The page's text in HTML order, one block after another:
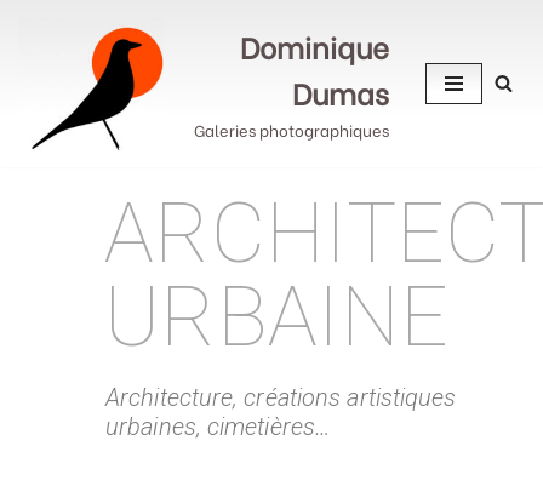
contenu
Dominique
Dumas
Galeries photographiques
URBAINE
Architecture, créations artistiques
urbaines, cimetières…